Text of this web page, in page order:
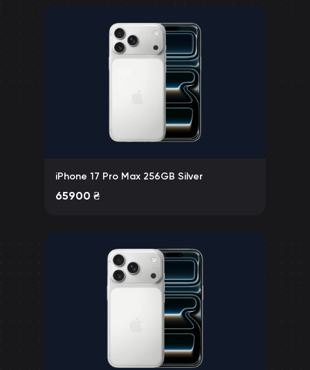
iPhone 17 Pro Max 256GB Silver
65900 ₴